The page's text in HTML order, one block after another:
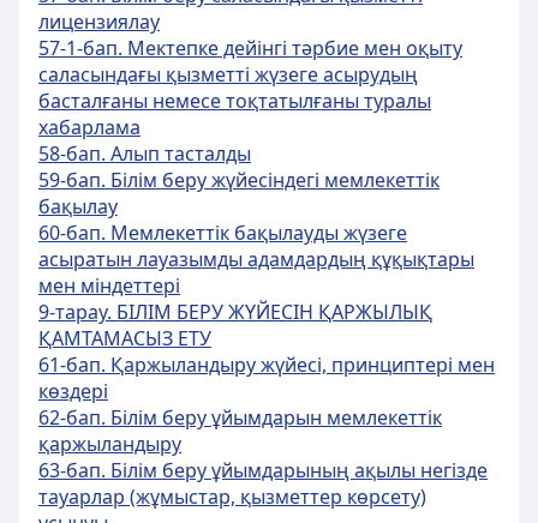
лицензиялау
57-1-бап. Мектепке дейiнгi тәрбие мен оқыту
саласындағы қызметті жүзеге асырудың
басталғаны немесе тоқтатылғаны туралы
хабарлама
58-бап. Алып тасталды
59-бап. Білім беру жүйесіндегі мемлекеттік
бақылау
60-бап. Мемлекеттік бақылауды жүзеге
асыратын лауазымды адамдардың құқықтары
мен міндеттері
9-тарау. БІЛІМ БЕРУ ЖҮЙЕСІН ҚАРЖЫЛЫҚ
ҚАМТАМАСЫЗ ЕТУ
61-бап. Қаржыландыру жүйесі, принциптері мен
көздері
62-бап. Білім беру ұйымдарын мемлекеттік
қаржыландыру
63-бап. Білім беру ұйымдарының ақылы негізде
тауарлар (жұмыстар, қызметтер көрсету)